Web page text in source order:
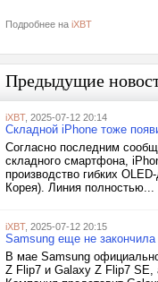
Подробнее на iXBT
Предыдущие
iXBT, 2025-07-12 20:14
Складной iPhone тоже
Согласно последним
складного смартфона,
производство гибких
Корея). Линия полностью...
iXBT, 2025-07-12 20:15
Samsung еще не
В мае Samsung
Z Flip7 и Galaxy Z Flip7 SE,